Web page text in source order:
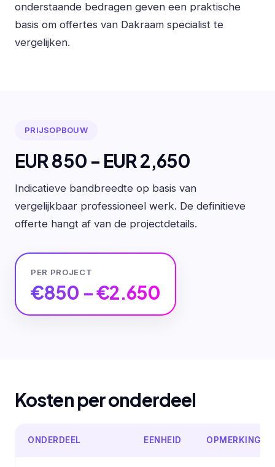
onderstaande bedragen geven een praktische
basis om offertes van Dakraam specialist te
vergelijken.
PRIJSOPBOUW
EUR 850 - EUR 2,650
Indicatieve bandbreedte op basis van
vergelijkbaar professioneel werk. De definitieve
offerte hangt af van de projectdetails.
PER PROJECT
€850 – €2.650
Kosten per onderdeel
ONDERDEEL EENHEID OPMERKING